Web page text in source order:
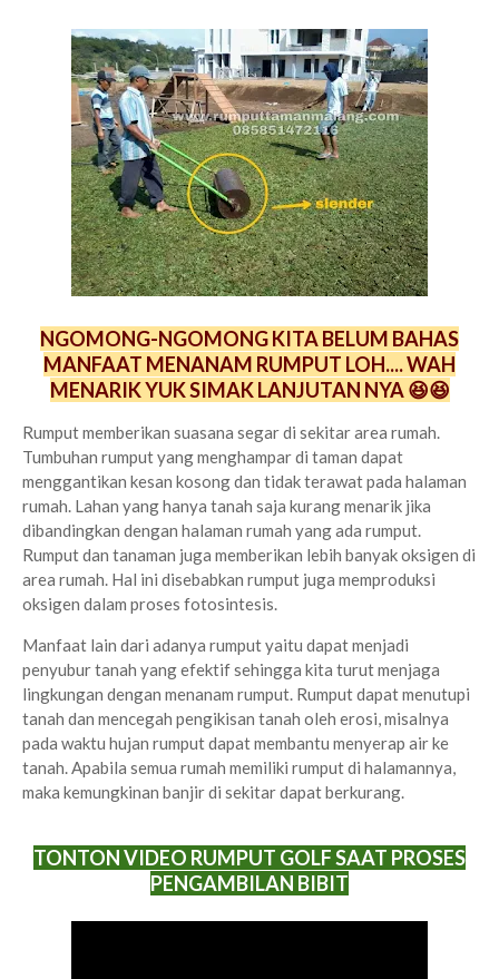
NGOMONG-NGOMONG KITA BELUM BAHAS
MANFAAT MENANAM RUMPUT LOH.... WAH
MENARIK YUK SIMAK LANJUTAN NYA 😆😆
Rumput memberikan suasana segar di sekitar area rumah.
Tumbuhan rumput yang menghampar di taman dapat
menggantikan kesan kosong dan tidak terawat pada halaman
rumah. Lahan yang hanya tanah saja kurang menarik jika
dibandingkan dengan halaman rumah yang ada rumput.
Rumput dan tanaman juga memberikan lebih banyak oksigen di
area rumah. Hal ini disebabkan rumput juga memproduksi
oksigen dalam proses fotosintesis.
Manfaat lain dari adanya rumput yaitu dapat menjadi
penyubur tanah yang efektif sehingga kita turut menjaga
lingkungan dengan menanam rumput. Rumput dapat menutupi
tanah dan mencegah pengikisan tanah oleh erosi, misalnya
pada waktu hujan rumput dapat membantu menyerap air ke
tanah. Apabila semua rumah memiliki rumput di halamannya,
maka kemungkinan banjir di sekitar dapat berkurang.
TONTON VIDEO RUMPUT GOLF SAAT PROSES
PENGAMBILAN BIBIT